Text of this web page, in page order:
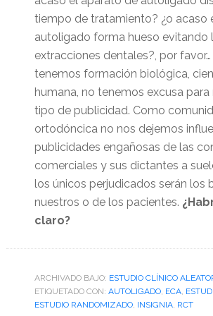
tiempo de tratamiento? ¿o acaso
autoligado forma hueso evitando
extracciones dentales?, por
tenemos formación biológica,
humana, no tenemos excusa para
tipo de publicidad. Como
ortodóncica no nos dejemos
publicidades engañosas de las
comerciales y sus dictantes a
los únicos perjudicados serán los
nuestros o de los pacientes.
claro?
ARCHIVADO BAJO: ESTUDIO CLÍNICO
ETIQUETADO CON: AUTOLIGADO, ECA,
ESTUDIO RANDOMIZADO, INSIGNIA, RCT